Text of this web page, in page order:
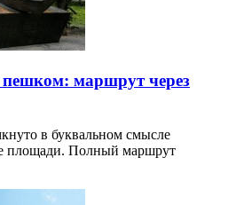
маршрут через
в буквальном смысле
площади. Полный маршрут